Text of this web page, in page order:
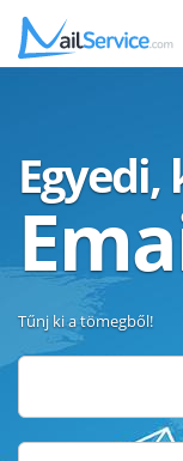
Tűnj ki a tömegből!